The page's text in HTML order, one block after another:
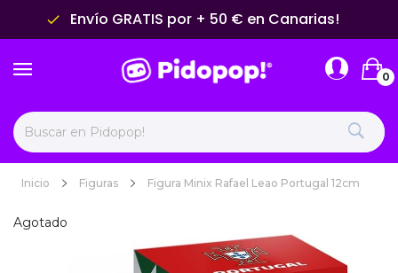
done Envío GRATIS por + 50 € en Canarias!
0
Inicio Figuras Figura Minix Rafael Leao Portugal 12cm
Agotado